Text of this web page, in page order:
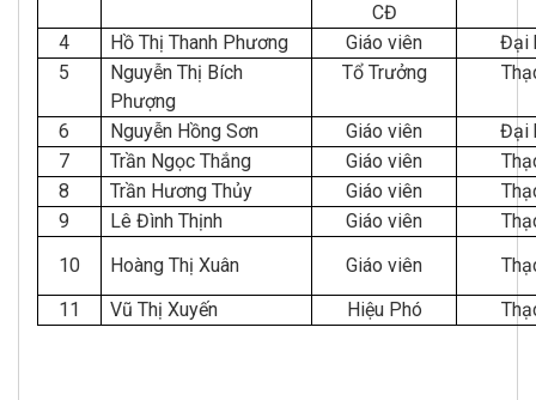
CĐ
4 Hồ Thị Thanh Phương Giáo viên
Đại
5
Nguyễn Thị Bích
Phượng
Tổ Trưởng
6 Nguyễn Hồng Sơn Giáo viên
Đại
7
Trần Ngọc Thắng Giáo viên
8
Trần Hương Thủy Giáo viên
9
Lê Đình Thịnh Giáo viên
10
Hoàng Thị Xuân Giáo viên
11
Vũ Thị Xuyến Hiệu Phó